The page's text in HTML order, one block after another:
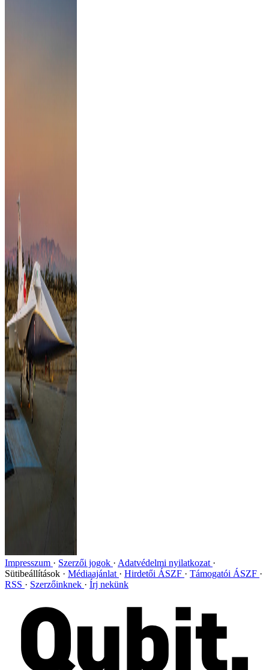
Impresszum Szerzői jogok
Adatvédelmi nyilatkozat
Sütibeállítások
Médiaajánlat Hirdetői ÁSZF
Támogatói ÁSZF
RSS
Szerzőinknek Írj nekünk